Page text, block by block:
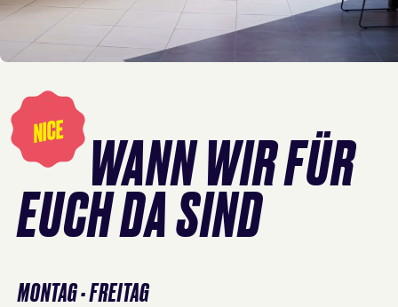
überspringen
NICE WANN WIR FÜR
EUCH DA SIND
MONTAG - FREITAG